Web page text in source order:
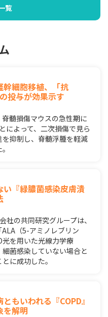
覧
幹細胞移植、「抗
投与が効果示す
髄損傷マウスの急性期に
によって、二次損傷で見ら
抑制し、脊髄浮腫を軽減
い『緑膿菌感染皮膚潰
社の共同研究グループは、
（5-アミノレブリン
を用いた光線力学療
菌感染していない場合と
に成功した。
もいわれる『COPD』
を解明